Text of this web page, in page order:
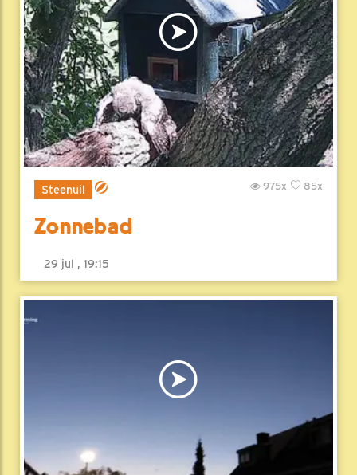
Steenuil 85x
975x
Zonnebad
29 jul , 19:15